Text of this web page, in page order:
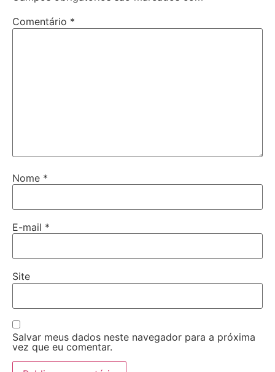
Comentário *
Nome *
E-mail *
Site
Salvar meus dados neste navegador para a próxima
vez que eu comentar.